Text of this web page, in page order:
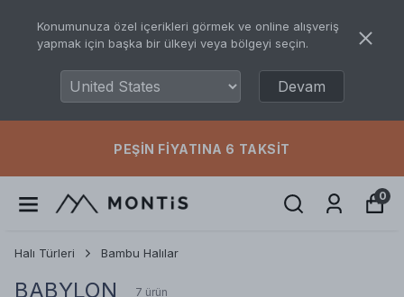
Konumunuza özel içerikleri görmek ve online alışveriş
yapmak için başka bir ülkeyi veya bölgeyi seçin.
Devam
PEŞIN FIYATINA 6 TAKSIT
0
Halı Türleri Bambu Halılar
BABYLON 7 ürün